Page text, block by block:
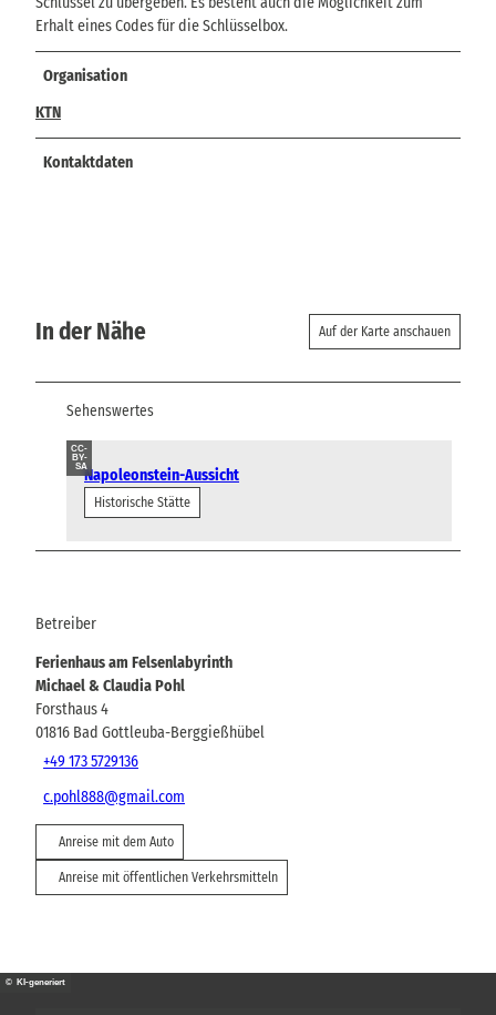
Erhalt eines Codes für die Schlüsselbox.
Organisation
KTN
Kontaktdaten
In der Nähe Auf der Karte anschauen
Sehenswertes
CC-
BY-
SANapoleonstein-Aussicht
Historische Stätte
Betreiber
Ferienhaus am Felsenlabyrinth
Michael & Claudia Pohl
Forsthaus 4
01816 Bad Gottleuba-Berggießhübel
+49 173 5729136
c.pohl888@gmail.com
Anreise mit dem Auto
Anreise mit öffentlichen Verkehrsmitteln
© KI-generiert